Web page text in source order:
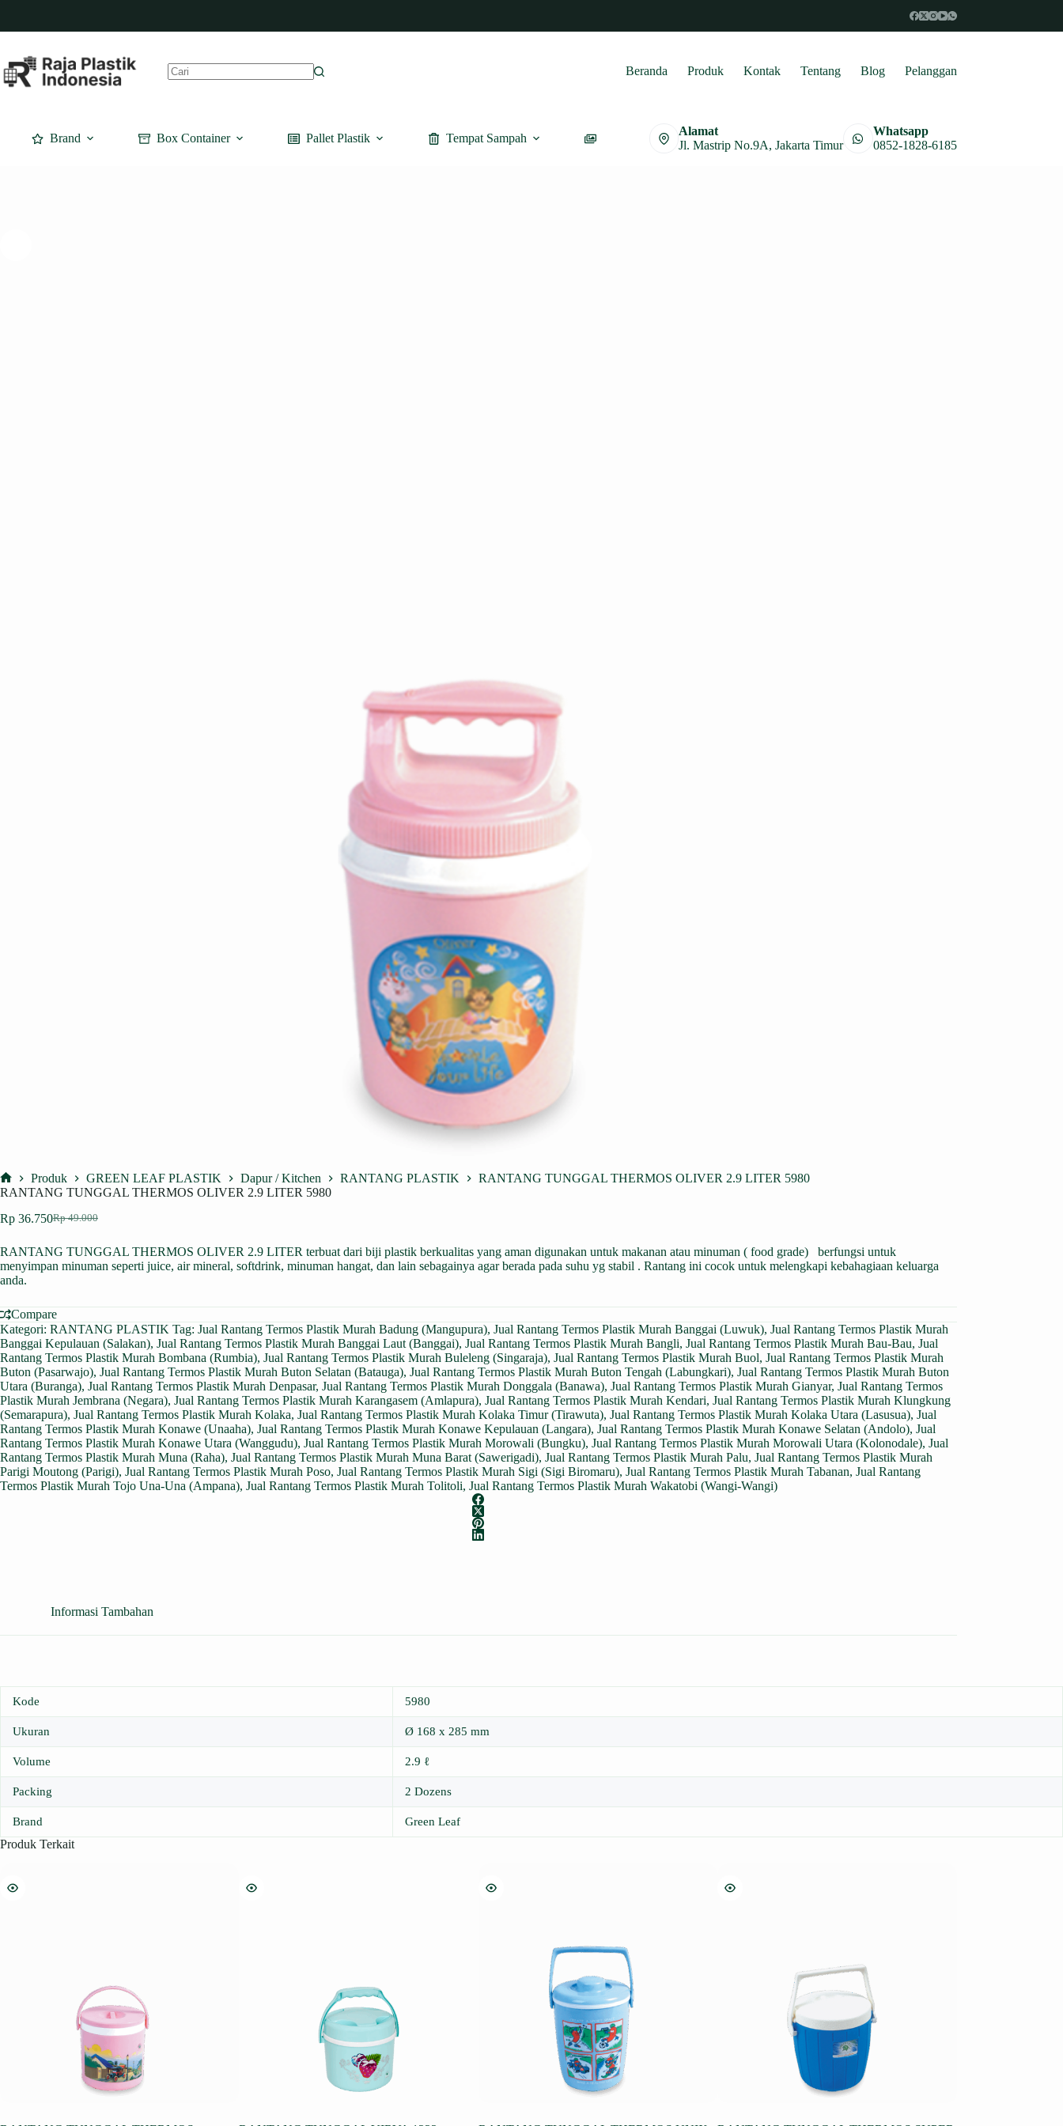
content
Beranda Produk Kontak Tentang Blog Pelanggan
Brand Box Container Pallet Plastik Tempat Sampah
Alamat
Jl. Mastrip No.9A, Jakarta Timur
Whatsapp
0852-1828-6185
Home
Produk GREEN LEAF PLASTIK Dapur / Kitchen RANTANG PLASTIK
RANTANG TUNGGAL THERMOS OLIVER 2.9 LITER 5980
RANTANG TUNGGAL THERMOS OLIVER 2.9 LITER 5980
Rp49.000
Harga
adalah:
Rp 49.000.
Rp 36.750Harga
ini
adalah:
RANTANG TUNGGAL THERMOS OLIVER 2.9 LITER terbuat dari biji plastik berkualitas yang aman digunakan untuk makanan atau minuman ( food grade) berfungsi untuk
menyimpan minuman seperti juice, air mineral, softdrink, minuman hangat, dan lain sebagainya agar berada pada suhu yg stabil . Rantang ini cocok untuk melengkapi kebahagiaan keluarga
anda.
Compare
Kategori: RANTANG PLASTIK Tag: Jual Rantang Termos Plastik Murah Badung (Mangupura), Jual Rantang Termos Plastik Murah Banggai (Luwuk), Jual Rantang Termos Plastik Murah
Banggai Kepulauan (Salakan), Jual Rantang Termos Plastik Murah Banggai Laut (Banggai), Jual Rantang Termos Plastik Murah Bangli, Jual Rantang Termos Plastik Murah Bau-Bau, Jual
Rantang Termos Plastik Murah Bombana (Rumbia), Jual Rantang Termos Plastik Murah Buleleng (Singaraja), Jual Rantang Termos Plastik Murah Buol, Jual Rantang Termos Plastik Murah
Buton (Pasarwajo), Jual Rantang Termos Plastik Murah Buton Selatan (Batauga), Jual Rantang Termos Plastik Murah Buton Tengah (Labungkari), Jual Rantang Termos Plastik Murah Buton
Utara (Buranga), Jual Rantang Termos Plastik Murah Denpasar, Jual Rantang Termos Plastik Murah Donggala (Banawa), Jual Rantang Termos Plastik Murah Gianyar, Jual Rantang Termos
Plastik Murah Jembrana (Negara), Jual Rantang Termos Plastik Murah Karangasem (Amlapura), Jual Rantang Termos Plastik Murah Kendari, Jual Rantang Termos Plastik Murah Klungkung
(Semarapura), Jual Rantang Termos Plastik Murah Kolaka, Jual Rantang Termos Plastik Murah Kolaka Timur (Tirawuta), Jual Rantang Termos Plastik Murah Kolaka Utara (Lasusua), Jual
Rantang Termos Plastik Murah Konawe (Unaaha), Jual Rantang Termos Plastik Murah Konawe Kepulauan (Langara), Jual Rantang Termos Plastik Murah Konawe Selatan (Andolo), Jual
Rantang Termos Plastik Murah Konawe Utara (Wanggudu), Jual Rantang Termos Plastik Murah Morowali (Bungku), Jual Rantang Termos Plastik Murah Morowali Utara (Kolonodale), Jual
Rantang Termos Plastik Murah Muna (Raha), Jual Rantang Termos Plastik Murah Muna Barat (Sawerigadi), Jual Rantang Termos Plastik Murah Palu, Jual Rantang Termos Plastik Murah
Parigi Moutong (Parigi), Jual Rantang Termos Plastik Murah Poso, Jual Rantang Termos Plastik Murah Sigi (Sigi Biromaru), Jual Rantang Termos Plastik Murah Tabanan, Jual Rantang
Termos Plastik Murah Tojo Una-Una (Ampana), Jual Rantang Termos Plastik Murah Tolitoli, Jual Rantang Termos Plastik Murah Wakatobi (Wangi-Wangi)
Informasi Tambahan
Kode 5980
Ukuran Ø 168 x 285 mm
Volume 2.9 ℓ
Packing 2 Dozens
Brand Green Leaf
Produk Terkait